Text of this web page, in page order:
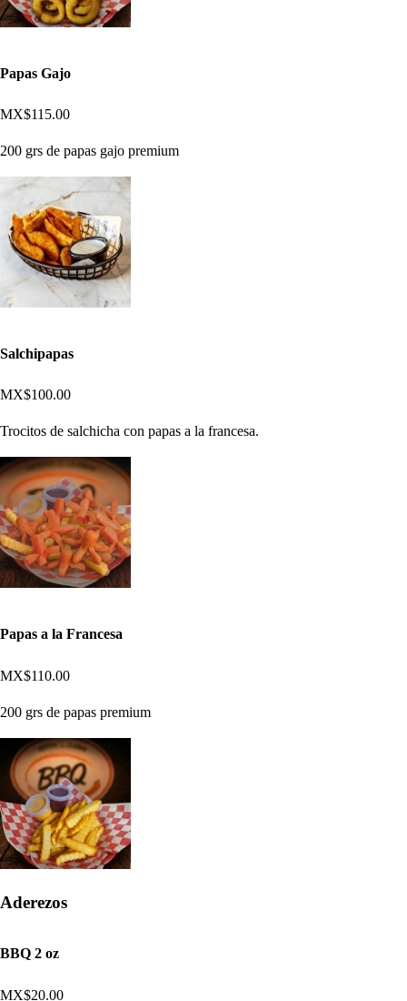
Papas Gajo
MX$115.00
200 grs de papas gajo premium
Salchipapas
MX$100.00
Trocitos de salchicha con papas a la francesa.
Papas a la Francesa
MX$110.00
200 grs de papas premium
Aderezos
BBQ 2 oz
MX$20.00